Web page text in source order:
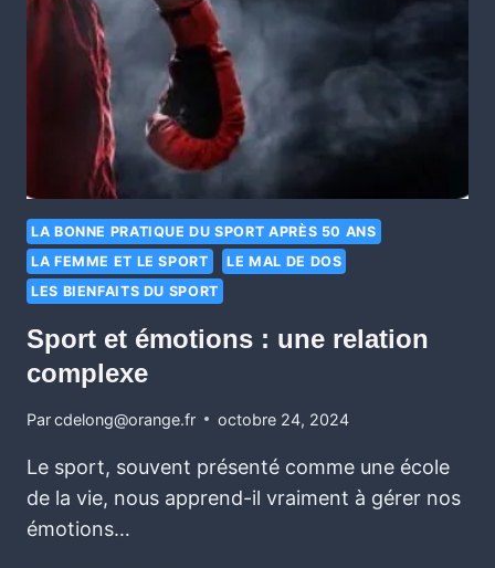
LA BONNE PRATIQUE DU SPORT APRÈS 50 ANS
LA FEMME ET LE SPORT
LE MAL DE DOS
LES BIENFAITS DU SPORT
Sport et émotions : une relation
complexe
Parcdelong@orange.fr octobre 24, 2024
Le sport, souvent présenté comme une école
de la vie, nous apprend-il vraiment à gérer nos
émotions…